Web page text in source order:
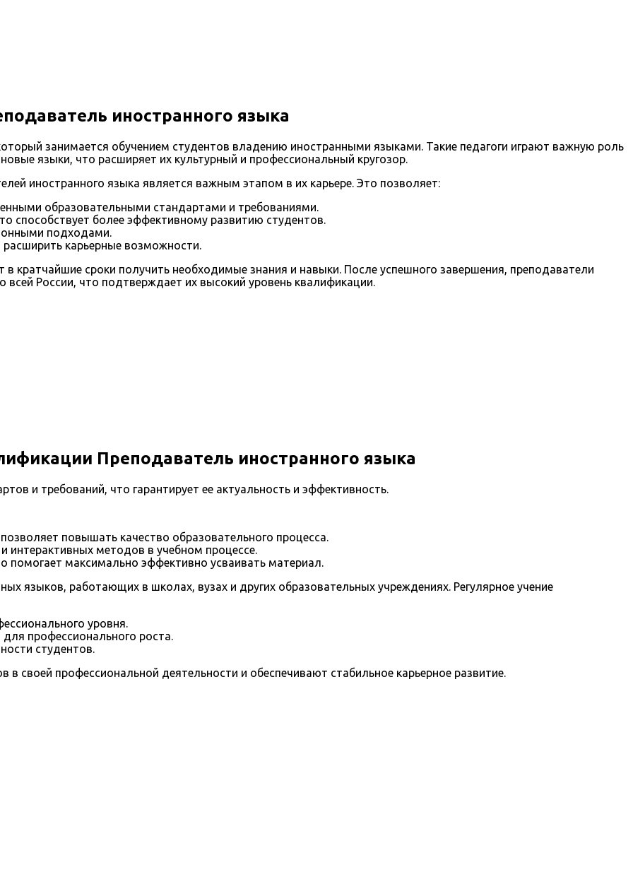
иностранного языка
занимается обучением студентов владению иностранными языками. Такие педагоги играют важную роль
языки, что расширяет их культурный и профессиональный кругозор.
иностранного языка является важным этапом в их карьере. Это позволяет:
образовательными стандартами и требованиями.
способствует более эффективному развитию студентов.
подходами.
карьерные возможности.
кратчайшие сроки получить необходимые знания и навыки. После успешного завершения, преподаватели
России, что подтверждает их высокий уровень квалификации.
Преподаватель иностранного языка
и требований, что гарантирует ее актуальность и эффективность.
повышать качество образовательного процесса.
интерактивных методов в учебном процессе.
максимально эффективно усваивать материал.
языков, работающих в школах, вузах и других образовательных учреждениях. Регулярное учение
уровня.
профессионального роста.
студентов.
своей профессиональной деятельности и обеспечивают стабильное карьерное развитие.